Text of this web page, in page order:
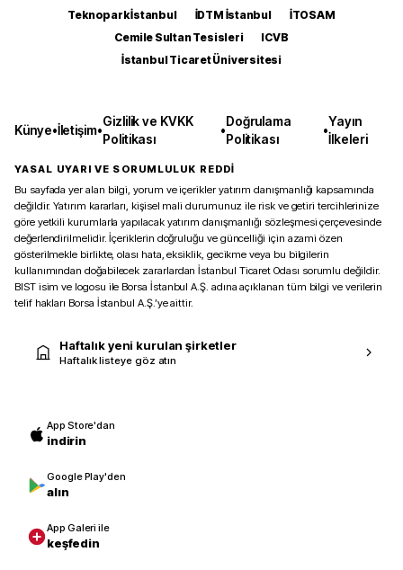
Teknopark İstanbul
İDTM İstanbul
İTOSAM
Cemile Sultan Tesisleri
ICVB
İstanbul Ticaret Üniversitesi
Künye•İletişim•
Gizlilik ve KVKK
Politikası
•
Doğrulama
Politikası
•
Yayın
İlkeleri
YASAL UYARI VE SORUMLULUK REDDİ
Bu sayfada yer alan bilgi, yorum ve içerikler yatırım danışmanlığı kapsamında
değildir. Yatırım kararları, kişisel mali durumunuz ile risk ve getiri tercihlerinize
göre yetkili kurumlarla yapılacak yatırım danışmanlığı sözleşmesi çerçevesinde
değerlendirilmelidir. İçeriklerin doğruluğu ve güncelliği için azami özen
gösterilmekle birlikte, olası hata, eksiklik, gecikme veya bu bilgilerin
kullanımından doğabilecek zararlardan İstanbul Ticaret Odası sorumlu değildir.
BIST isim ve logosu ile Borsa İstanbul A.Ş. adına açıklanan tüm bilgi ve verilerin
telif hakları Borsa İstanbul A.Ş.’ye aittir.
Haftalık yeni kurulan şirketler
Haftalık listeye göz atın
App Store'dan
indirin
Google Play'den
alın
App Galeri ile
keşfedin